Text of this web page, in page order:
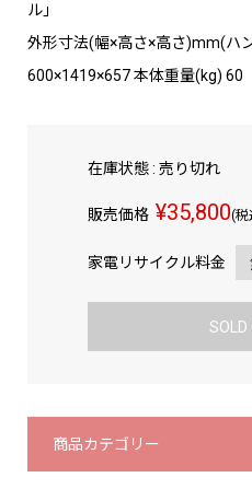
ル」
外形寸法(幅×高さ×高さ)mm(ハ
600×1419×657 本体重量(kg) 60
在庫状態 : 売り切れ
販売価格 ¥35,800(税
家電リサイクル料金
SOLD
商品カテゴリー